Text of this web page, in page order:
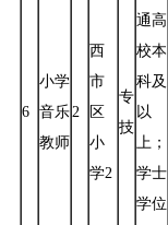
6
小学
音乐
教师
2
西
市
区
小
学2
专
技
通高
校本
科及
以
上；
学士
学位